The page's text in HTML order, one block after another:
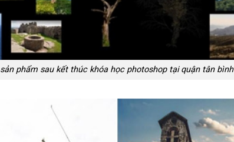
sản phẩm sau kết thúc khóa học photoshop tại quận tân bình